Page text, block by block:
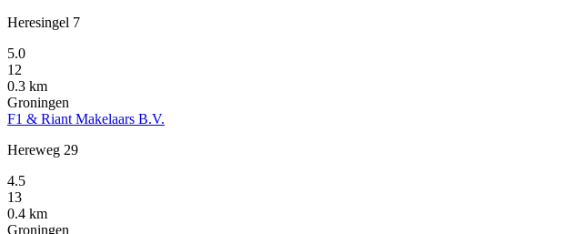
Heresingel 7
5.0
12
0.3 km
Groningen
F1 & Riant Makelaars B.V.
Hereweg 29
4.5
13
0.4 km
Groningen